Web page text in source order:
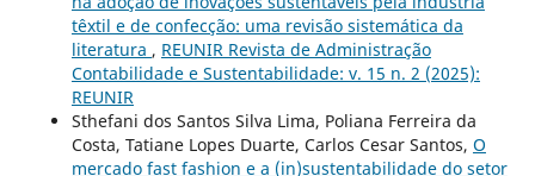
têxtil e de confecção: uma revisão sistemática da
literatura , REUNIR Revista de Administração
Contabilidade e Sustentabilidade: v. 15 n. 2 (2025):
REUNIR
Sthefani dos Santos Silva Lima, Poliana Ferreira da
Costa, Tatiane Lopes Duarte, Carlos Cesar Santos, O
mercado fast fashion e a (in)sustentabilidade do setor